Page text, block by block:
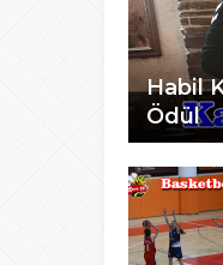
Habil
Ödül